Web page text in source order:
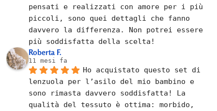
pensati e realizzati con amore per i più
piccoli, sono quei dettagli che fanno
davvero la differenza. Non potrei essere
più soddisfatta della scelta!
Roberta F.
11 mesi fa
Ho acquistato questo set di
lenzuola per l’asilo del mio bambino e
sono rimasta davvero soddisfatta! La
qualità del tessuto è ottima: morbido,